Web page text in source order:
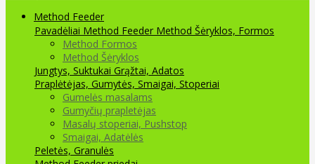
Method Feeder
Pavadėliai Method Feeder Method Šėryklos, Formos
Method Formos
Method Šėryklos
Jungtys, Suktukai Grąžtai, Adatos
Praplėtėjas, Gumytės, Smaigai, Stoperiai
Gumelės masalams
Gumyčių prapletėjas
Masalų stoperiai, Pushstop
Smaigai, Adatėlės
Peletės, Granulės